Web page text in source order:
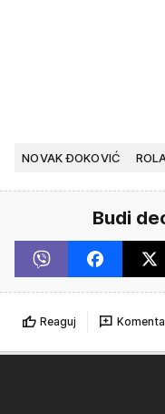
NOVAK ĐOKOVIĆ
Budi
Reaguj